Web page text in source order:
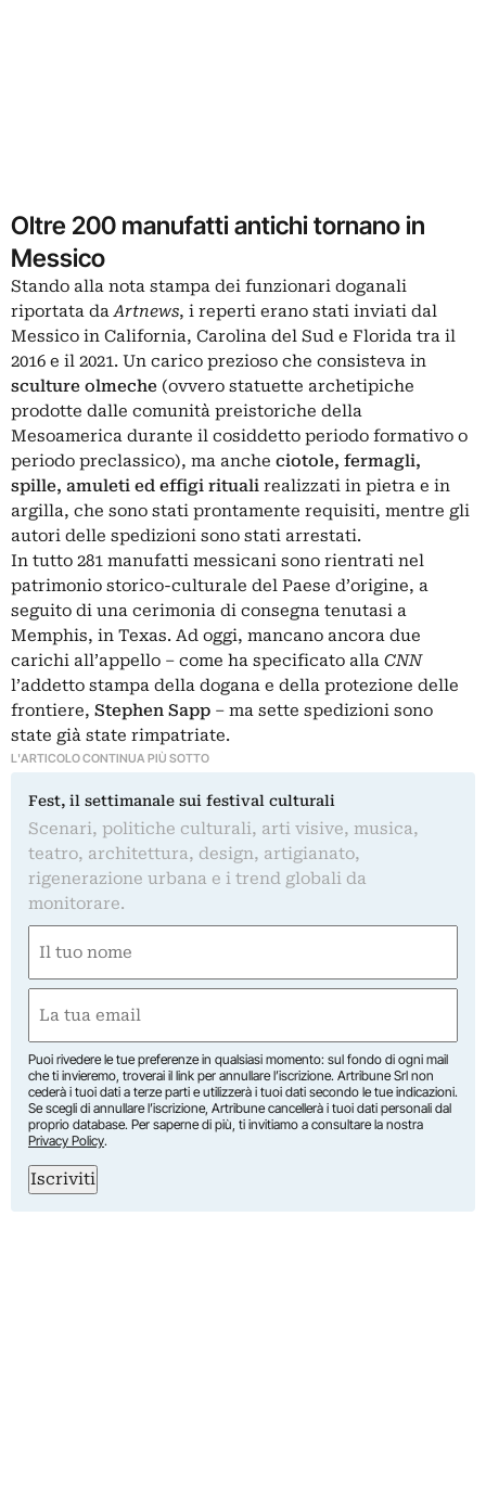
Oltre 200 manufatti antichi tornano in
Messico
Stando alla nota stampa dei funzionari doganali
riportata daArtnews, i reperti erano stati inviati dal
Messico in California, Carolina del Sud e Florida tra il
2016 e il 2021. Un carico prezioso che consisteva in
sculture olmeche (ovvero statuette archetipiche
prodotte dalle comunità preistoriche della
Mesoamerica durante il cosiddetto periodo formativo o
periodo preclassico), ma anche ciotole, fermagli,
spille, amuleti ed effigi rituali realizzati in pietra e in
argilla, che sono stati prontamente requisiti, mentre gli
autori delle spedizioni sono stati arrestati.
In tutto 281 manufatti messicani sono rientrati nel
patrimonio storico-culturale del Paese d’origine, a
seguito di una cerimonia di consegna tenutasi a
Memphis, in Texas. Ad oggi, mancano ancora due
carichi all’appello – come ha specificato alla CNN
l’addetto stampa della dogana e della protezione delle
frontiere, Stephen Sapp – ma sette spedizioni sono
state già state rimpatriate.
L'ARTICOLO CONTINUA PIÙ SOTTO
Fest, il settimanale sui festival culturali
Scenari, politiche culturali, arti visive, musica,
teatro, architettura, design, artigianato,
rigenerazione urbana e i trend globali da
monitorare.
(Obbligatorio)
Nome
(Obbligatorio)
Puoi rivedere le tue preferenze in qualsiasi momento: sul fondo di ogni mail
che ti invieremo, troverai il link per annullare l’iscrizione. Artribune Srl non
cederà i tuoi dati a terze parti e utilizzerà i tuoi dati secondo le tue indicazioni.
Se scegli di annullare l’iscrizione, Artribune cancellerà i tuoi dati personali dal
proprio database. Per saperne di più, ti invitiamo a consultare la nostra
Privacy Policy.
Iscriviti